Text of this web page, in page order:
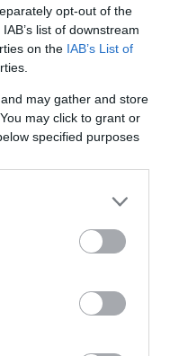
opt-out of the
list of downstream
on the IAB’s List of
may gather and store
may click to grant or
specified purposes